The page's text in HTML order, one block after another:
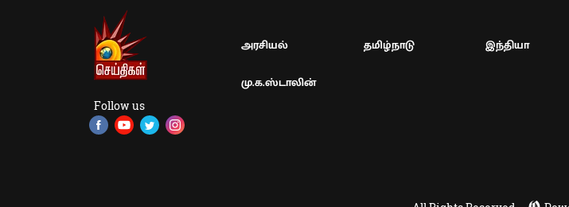
Follow us
அரசியல் தமிழ்நாடு இந்தியா
மு.க.ஸ்டாலின்